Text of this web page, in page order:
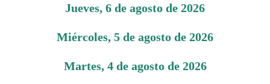
jueves, 6 de agosto de 2026
miércoles, 5 de agosto de 2026
martes, 4 de agosto de 2026